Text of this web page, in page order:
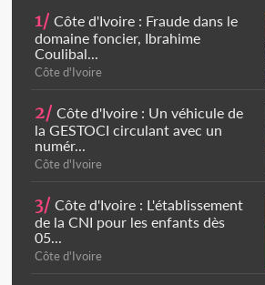
1/ Côte d'Ivoire : Fraude dans le
domaine foncier, Ibrahime
Coulibal...
Côte d'Ivoire
2/ Côte d'Ivoire : Un véhicule de
la GESTOCI circulant avec un
numér...
Côte d'Ivoire
3/ Côte d'Ivoire : L'établissement
de la CNI pour les enfants dès
05...
Côte d'Ivoire